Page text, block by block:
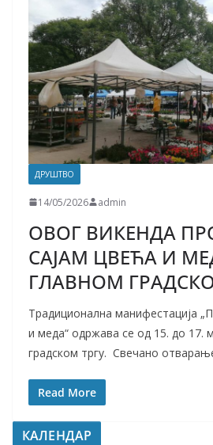
ДРУШТВО
14/05/2026 admin
ОВОГ ВИКЕНДА
САЈАМ ЦВЕЋА И
ГЛАВНОМ
Традиционална манифестација
и меда“ одржава се од 15. до 17.
градском тргу. Свечано
Read More
КАЛЕНДАР